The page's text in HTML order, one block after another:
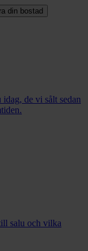
din bostad
de vi sålt sedan
salu och vilka